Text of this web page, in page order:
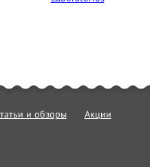
и обзоры Акции